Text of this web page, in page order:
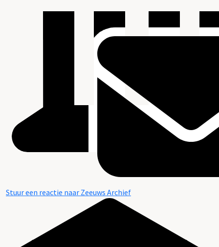
Stuur een reactie naar Zeeuws Archief